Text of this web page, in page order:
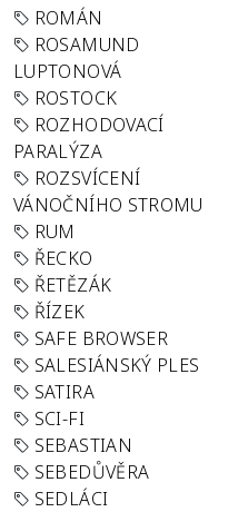
ROMÁN
ROSAMUND
LUPTONOVÁ
ROSTOCK
ROZHODOVACÍ
PARALÝZA
ROZSVÍCENÍ
VÁNOČNÍHO STROMU
RUM
ŘECKO
ŘETĚZÁK
ŘÍZEK
SAFE BROWSER
SALESIÁNSKÝ PLES
SATIRA
SCI-FI
SEBASTIAN
SEBEDŮVĚRA
SEDLÁCI